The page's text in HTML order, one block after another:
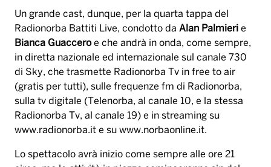
Un grande cast, dunque, per la quarta tappa del
Radionorba Battiti Live, condotto da Alan Palmieri e
Bianca Guacceroe che andrà in onda, come sempre,
in diretta nazionale ed internazionale sul canale 730
di Sky, che trasmette Radionorba Tv in free to air
(gratis per tutti), sulle frequenze fm di Radionorba,
sulla tv digitale (Telenorba, al canale 10, e la stessa
Radionorba Tv, al canale 19) e in streaming su
www.radionorba.it e su www.norbaonline.it.
Lo spettacolo avrà inizio come sempre alle ore 21